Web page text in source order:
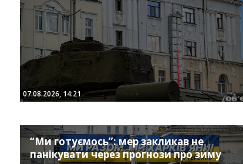
07.08.2026, 14:21
“Ми готуємось”: мер закликав не
панікувати через прогнози про зиму
InstagramFacebook
TwitterYoutube